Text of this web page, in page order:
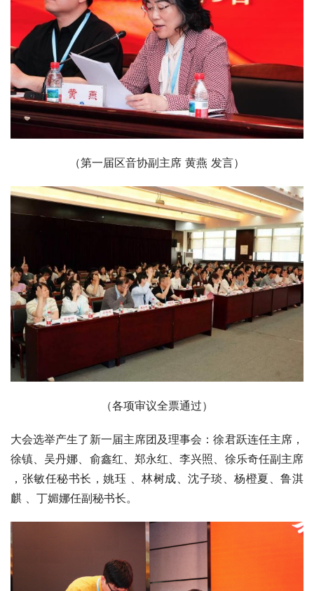
（第一届区音协副主席 黄燕 发言）
（各项审议全票通过）
大会选举产生了新一届主席团及理事会：徐君跃连任主席，
徐镇、吴丹娜、俞鑫红、郑永红、李兴照、徐乐奇任副主席
，张敏任秘书长，姚珏 、林树成、沈子琰、杨橙夏、鲁淇
麒 、丁媚娜任副秘书长。